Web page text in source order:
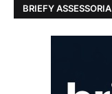
BRIEFY ASSESSORIA